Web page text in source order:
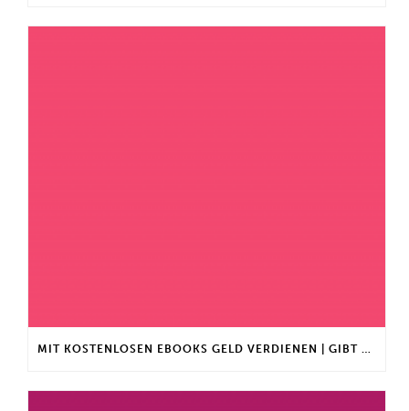
MIT KOSTENLOSEN EBOOKS GELD VERDIENEN | GIBT ES EINEN MAXIMALEN ANLAGEBETRAG?